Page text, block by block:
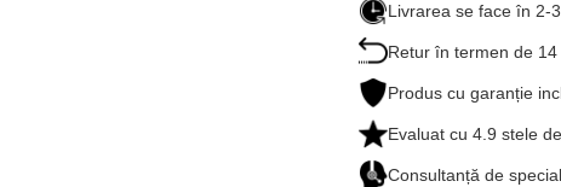
Livrarea se face în 2-
Retur în termen de 14
Produs cu garanție
Evaluat cu4.9 stele
Consultanță de